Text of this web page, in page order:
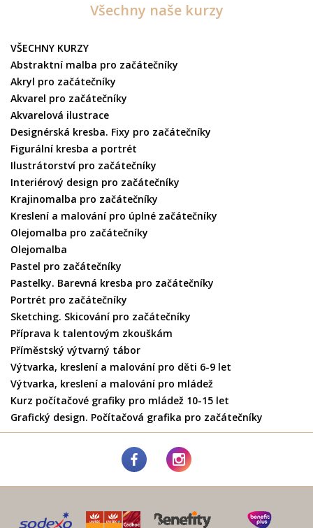
Všechny naše kurzy
VŠECHNY KURZY
Abstraktní malba pro začátečníky
Akryl pro začátečníky
Akvarel pro začátečníky
Akvarelová ilustrace
Designérská kresba. Fixy pro začátečníky
Figurální kresba a portrét
Ilustrátorství pro začátečníky
Interiérový design pro začátečníky
Krajinomalba pro začátečníky
Kreslení a malování pro úplné začátečníky
Olejomalba pro začátečníky
Olejomalba
Pastel pro začátečníky
Pastelky. Barevná kresba pro začátečníky
Portrét pro začátečníky
Sketching. Skicování pro začátečníky
Příprava k talentovým zkouškám
Příměstský výtvarný tábor
Výtvarka, kreslení a malování pro děti 6-9 let
Výtvarka, kreslení a malování pro mládež
Kurz počítačové grafiky pro mládež 10-15 let
Grafický design. Počítačová grafika pro začátečníky